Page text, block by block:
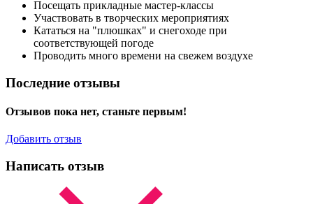
Посещать прикладные мастер-классы
Участвовать в творческих мероприятиях
Кататься на "плюшках" и снегоходе при
соответствующей погоде
Проводить много времени на свежем воздухе
Последние отзывы
Отзывов пока нет, станьте первым!
Добавить отзыв
Написать отзыв